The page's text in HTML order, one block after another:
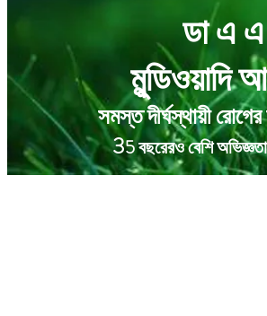
ডা এ এ
মুন্ডিওয়াদি
সমস্ত দীর্ঘস্থায়ী
35 বছরেরও বেশি